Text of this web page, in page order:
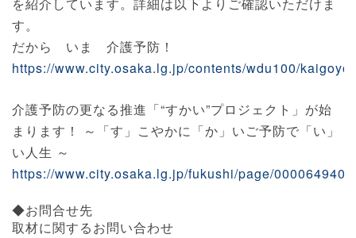
す。
だから いま 介護予防！
https://www.city.osaka.lg.jp/contents/wdu100/
介護予防の更なる推進「“すかい”プロジェクト」が始
まります！ ～「す」こやかに「か」いご予防で「い」
い人生 ～
https://www.city.osaka.lg.jp/fukushi/page/
◆お問合せ先
取材に関するお問い合わせ